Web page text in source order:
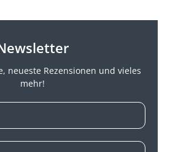
neueste Rezensionen und vieles
mehr!